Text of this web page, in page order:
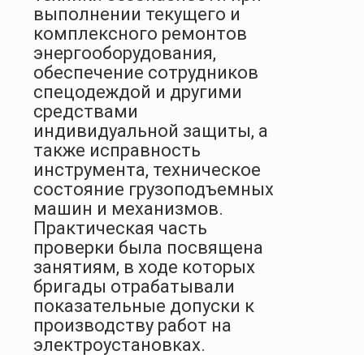
выполнении текущего и
комплексного ремонтов
энергооборудования,
обеспечение сотрудников
спецодеждой и другими
средствами
индивидуальной защиты, а
также исправность
инструмента, техническое
состояние грузоподъемных
машин и механизмов.
Практическая часть
проверки была посвящена
занятиям, в ходе которых
бригады отрабатывали
показательные допуски к
производству работ на
электроустановках.